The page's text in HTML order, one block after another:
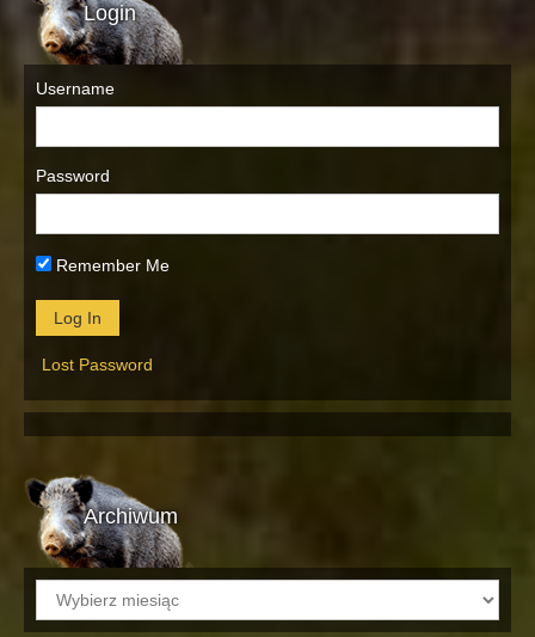
Login
Username
Password
Remember Me
Lost Password
Archiwum
Archiwum